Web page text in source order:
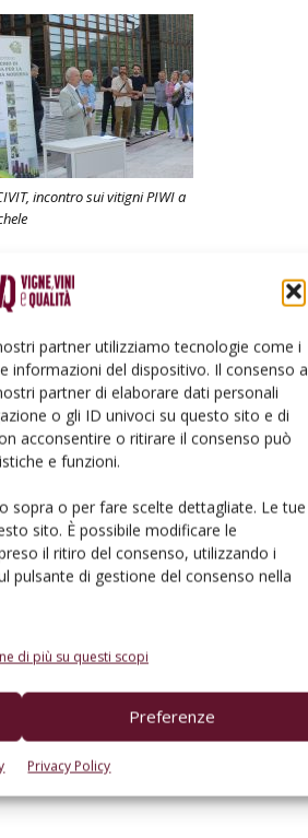
partner utilizziamo tecnologie come i
informazioni del dispositivo. Il consenso a
partner di elaborare dati personali
o gli ID univoci su questo sito e di
acconsentire o ritirare il consenso può
e funzioni.
sopra o per fare scelte dettagliate. Le tue
sito. È possibile modificare le
il ritiro del consenso, utilizzando i
pulsante di gestione del consenso nella
di più su questi scopi
Preferenze
Privacy Policy
incontro sui vitigni PIWI a
commento.